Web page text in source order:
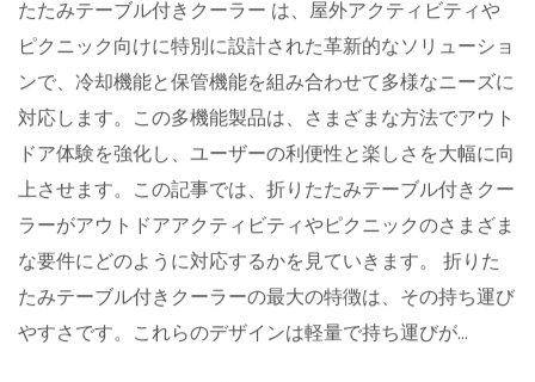
たたみテーブル付きクーラー は、屋外アクティビティや
ピクニック向けに特別に設計された革新的なソリューショ
ンで、冷却機能と保管機能を組み合わせて多様なニーズに
対応します。この多機能製品は、さまざまな方法でアウト
ドア体験を強化し、ユーザーの利便性と楽しさを大幅に向
上させます。この記事では、折りたたみテーブル付きクー
ラーがアウトドアアクティビティやピクニックのさまざま
な要件にどのように対応するかを見ていきます。 折りた
たみテーブル付きクーラーの最大の特徴は、その持ち運び
やすさです。これらのデザインは軽量で持ち運びが...